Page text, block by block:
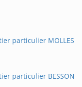
particulier MOLLES
particulier BESSON